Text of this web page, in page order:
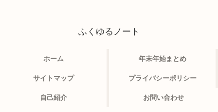
ふくゆるノート
ホーム 年末年始まとめ
サイトマップ プライバシーポリシー
自己紹介 お問い合わせ